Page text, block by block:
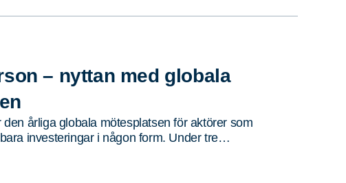
– nyttan med globala
den årliga globala mötesplatsen för aktörer som
investeringar i någon form. Under tre…